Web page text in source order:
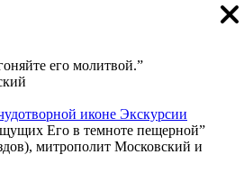
его молитвой.”
иконе Экскурсии
Его в темноте пещерной”
митрополит Московский и